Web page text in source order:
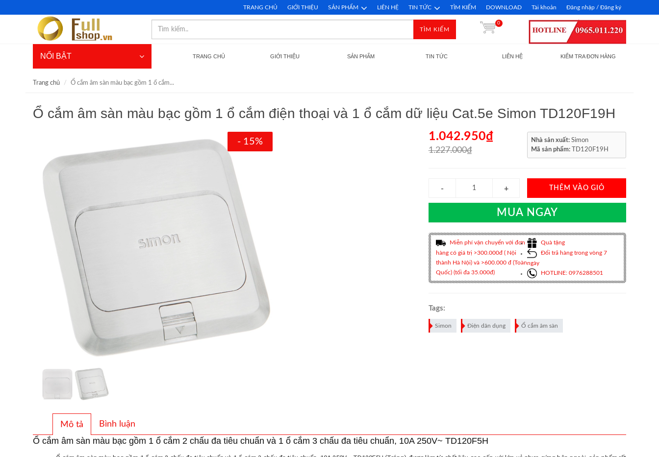
TRANG CHỦ GIỚI THIỆU SẢN PHẨM LIÊN HỆ TIN TỨC TÌM KIẾM DOWNLOAD Tài khoản Đăng nhập / Đăng ký
TÌM KIẾM
0
NỔI BẬT TRANG CHỦ GIỚI THIỆU SẢN PHẨM TIN TỨC LIÊN HỆ KIỂM TRA ĐƠN HÀNG
Trang chủ Ổ cắm âm sàn màu bạc gồm 1 ổ cắm...
Ổ cắm âm sàn màu bạc gồm 1 ổ cắm điện thoại và 1 ổ cắm dữ liệu Cat.5e Simon TD120F19H
- 15% 1.042.950₫
1.227.000₫
Nhà sản xuất:Simon
Mã sản phẩm:
TD120F19H
THÊM VÀO GIỎ
MUA NGAY
Miễn phí vận chuyển với đơn
hàng có giá trị >300.000đ ( Nội
thành Hà Nội) và >600.000 đ (Toàn
Quốc) (tối đa 35.000đ)
Quà tặng
Đổi trả hàng trong vòng 7
ngày
HOTLINE: 0976288501
Tags:
Simon Điện dân dụng Ổ cắm âm sàn
Mô tả Bình luận
Ổ cắm âm sàn màu bạc gồm 1 ổ cắm 2 chấu đa tiêu chuẩn và 1 ổ cắm 3 chấu đa tiêu chuẩn, 10A 250V~ TD120F5H